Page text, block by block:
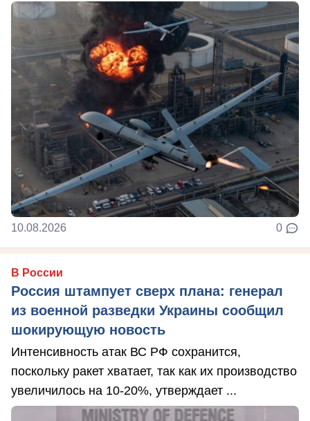
10.08.2026 0
В России
Россия штампует сверх плана: генерал
из военной разведки Украины сообщил
шокирующую новость
Интенсивность атак ВС РФ сохранится,
поскольку ракет хватает, так как их производство
увеличилось на 10-20%, утверждает ...